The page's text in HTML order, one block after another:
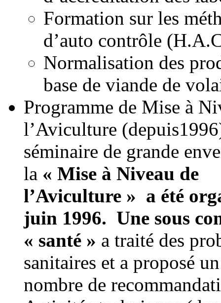
Formation sur les
d’auto contrôle
Normalisation des
base de viande de
Programme de Mise à
l’Aviculture
séminaire de grande
la « Mise à Niveau de
l’Aviculture » a été
juin 1996. Une sous
« santé » a traité des
sanitaires et a proposé
nombre de